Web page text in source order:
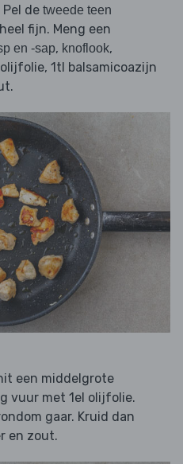
de tweede teen
fijn. Meng een
en -sap, knoflook,
1tl balsamicoazijn
een middelgrote
vuur met 1el olijfolie.
gaar. Kruid dan
en zout.